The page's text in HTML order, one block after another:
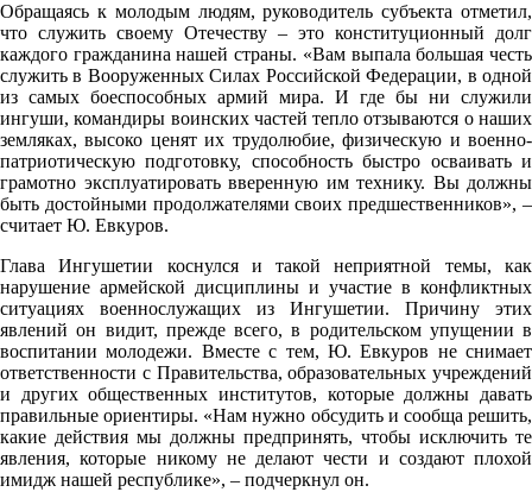
Обращаясь к молодым людям, руководитель субъекта отметил,
что служить своему Отечеству – это конституционный долг
каждого гражданина нашей страны. «Вам выпала большая честь
служить в Вооруженных Силах Российской Федерации, в одной
из самых боеспособных армий мира. И где бы ни служили
ингуши, командиры воинских частей тепло отзываются о наших
земляках, высоко ценят их трудолюбие, физическую и военно-
патриотическую подготовку, способность быстро осваивать и
грамотно эксплуатировать вверенную им технику. Вы должны
быть достойными продолжателями своих предшественников», –
считает Ю. Евкуров.
Глава Ингушетии коснулся и такой неприятной темы, как
нарушение армейской дисциплины и участие в конфликтных
ситуациях военнослужащих из Ингушетии. Причину этих
явлений он видит, прежде всего, в родительском упущении в
воспитании молодежи. Вместе с тем, Ю. Евкуров не снимает
ответственности с Правительства, образовательных учреждений
и других общественных институтов, которые должны давать
правильные ориентиры. «Нам нужно обсудить и сообща решить,
какие действия мы должны предпринять, чтобы исключить те
явления, которые никому не делают чести и создают плохой
имидж нашей республике», – подчеркнул он.